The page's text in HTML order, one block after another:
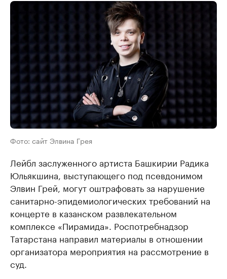
Фото: сайт Элвина Грея
Лейбл заслуженного артиста Башкирии Радика
Юльякшина, выступающего под псевдонимом
Элвин Грей, могут оштрафовать за нарушение
санитарно-эпидемиологических требований на
концерте в казанском развлекательном
комплексе «Пирамида». Роспотребнадзор
Татарстана направил материалы в отношении
организатора мероприятия на рассмотрение в
суд.